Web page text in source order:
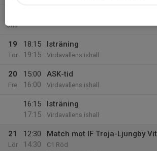
Ons
19
Tor
18:15
19:15
Isträning
Virdavallens ishall
20
Fre
15:00
16:00
ASK-tid
Virdavallens ishall
16:15
17:15
Isträning
Virdavallens ishall
21
Lör
12:30
14:30
Match mot IF Troja-Ljungby Vit
C1 Röd